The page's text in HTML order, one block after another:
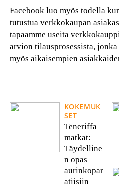
Facebook luo myös todella
tutustua verkkokaupan
tapaamme useita
arvion tilausprosessista,
myös aikaisempien
KOKEMUK
SET
Teneriffa
matkat:
Täydelline
n opas
aurinkopar
atiisiin